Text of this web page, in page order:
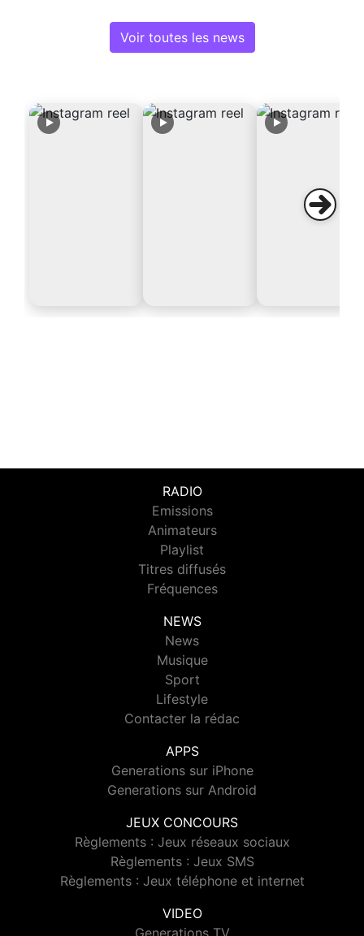
Voir toutes les news
RADIO
Emissions
Animateurs
Playlist
Titres diffusés
Fréquences
NEWS
News
Musique
Sport
Lifestyle
Contacter la rédac
APPS
Generations sur iPhone
Generations sur Android
JEUX CONCOURS
Règlements : Jeux réseaux sociaux
Règlements : Jeux SMS
Règlements : Jeux téléphone et internet
VIDEO